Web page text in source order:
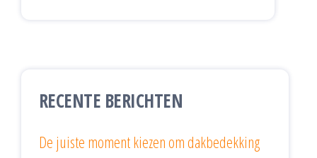
RECENTE BERICHTEN
De juiste moment kiezen om dakbedekking